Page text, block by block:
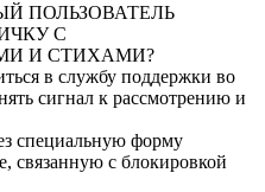
ПОЛЬЗОВАТЕЛЬ
С
И СТИХАМИ?
в службу поддержки во
сигнал к рассмотрению и
специальную форму
связанную с блокировкой